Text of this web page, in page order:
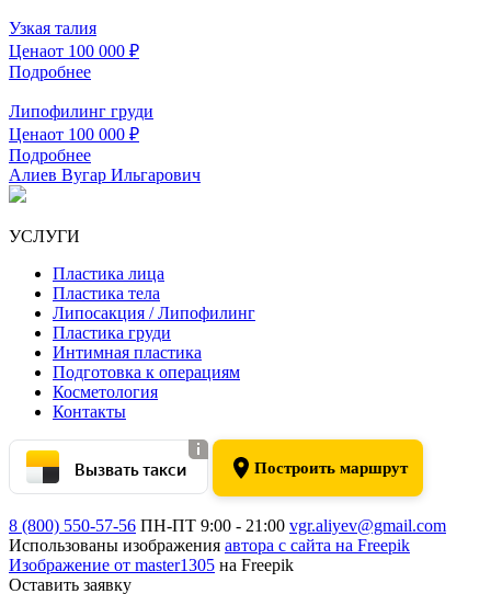
Узкая талия
Ценаот 100 000 ₽
Подробнее
Липофилинг груди
Ценаот 100 000 ₽
Подробнее
Алиев Вугар Ильгарович
УСЛУГИ
Пластика лица
Пластика тела
Липосакция / Липофилинг
Пластика груди
Интимная пластика
Подготовка к операциям
Косметология
Контакты
Вызвать такси Построить маршрут
8 (800) 550-57-56 ПН-ПТ 9:00 - 21:00 vgr.aliyev@gmail.com
Использованы изображения автора с сайта на Freepik
Изображение от master1305 на Freepik
Оставить заявку